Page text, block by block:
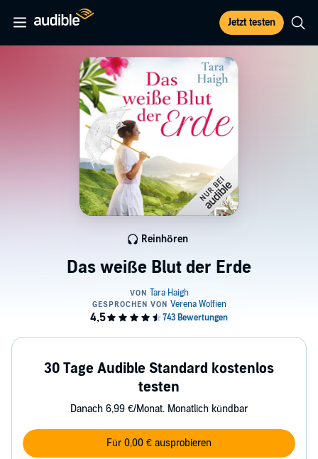
Jetzt testen
Das weiße Blut der Erde
Reinhören
30 Tage Audible Standard kostenlos
testen
Danach 6,99 €/Monat. Monatlich kündbar
Für 0,00 € ausprobieren